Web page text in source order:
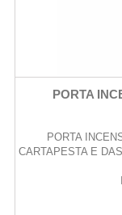
PORTA
PORTA
CARTAPESTA E